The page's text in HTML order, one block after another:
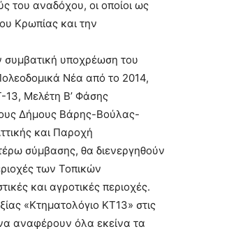
του αναδόχου, οι οποίοι ως
Κρωπίας και την
συμβατική υποχρέωση του
Νέα από το 2014,
13, Μελέτη Β’ Φάσης
Δήμους Βάρης-Βούλας-
και Παροχή
σύμβασης, θα διενεργηθούν
των Τοπικών
και αγροτικές περιοχές.
«Κτηματολόγιο ΚΤ13» στις
αναφέρουν όλα εκείνα τα